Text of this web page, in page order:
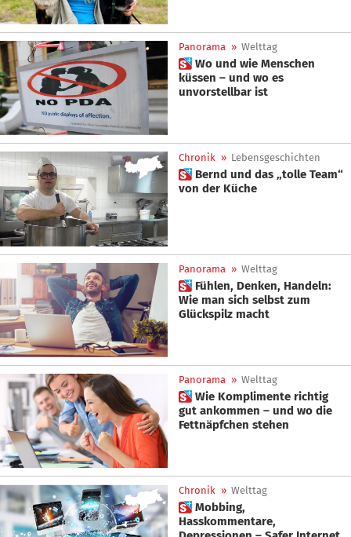
Panorama » Welttag
 Wo und wie Menschen
küssen – und wo es
unvorstellbar ist
Chronik » Lebensgeschichten
 Bernd und das „tolle Team“
von der Küche
Panorama » Welttag
 Fühlen, Denken, Handeln:
Wie man sich selbst zum
Glückspilz macht
Panorama » Welttag
 Wie Komplimente richtig
gut ankommen – und wo die
Fettnäpfchen stehen
Chronik » Welttag
 Mobbing,
Hasskommentare,